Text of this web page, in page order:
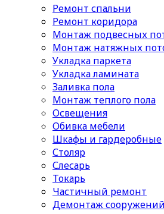
Ремонт спальни
Ремонт коридора
Монтаж подвесных
Монтаж натяжных
Укладка паркета
Укладка ламината
Заливка пола
Монтаж теплого пола
Освещения
Обивка мебели
Шкафы и гардеробные
Столяр
Слесарь
Токарь
Частичный ремонт
Демонтаж